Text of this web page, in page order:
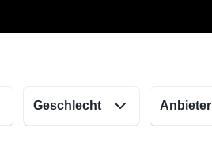
Geschlecht Anbieter